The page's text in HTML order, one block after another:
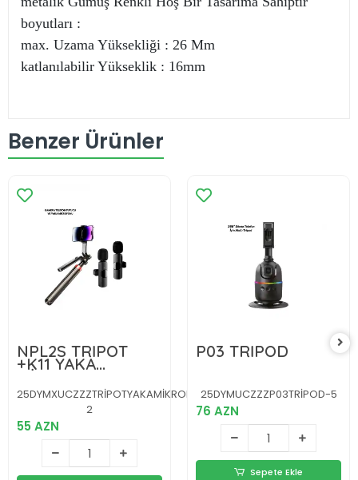
boyutları :
max. Uzama Yüksekliği : 26 Mm
katlanılabilir Yükseklik : 16mm
Benzer Ürünler
NPL2S TRİPOT
+K11 YAKA
MİKROFONU SET
25DYMXUCZZZTRİPOTYAKAMİKROFONUSET-
2
55 AZN
P03 TRİPOD
25DYMUCZZZP03TRİPOD-5
76 AZN
Sepete Ekle